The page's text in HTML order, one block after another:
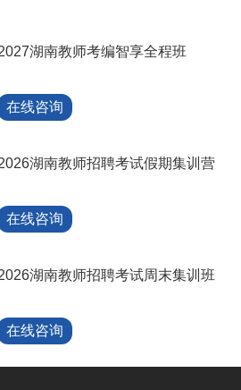
湖南教师考编智享全程班
在线咨询
湖南教师招聘考试假期集训营
在线咨询
湖南教师招聘考试周末集训班
在线咨询